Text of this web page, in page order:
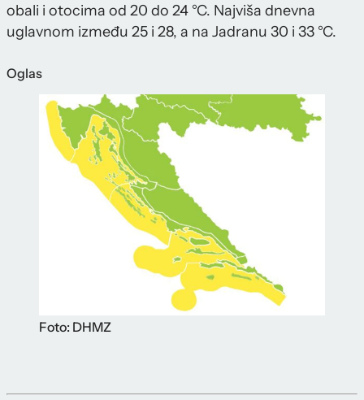
obali i otocima od 20 do 24 °C. Najviša dnevna
uglavnom između 25 i 28, a na Jadranu 30 i 33 °C.
Oglas
Foto: DHMZ